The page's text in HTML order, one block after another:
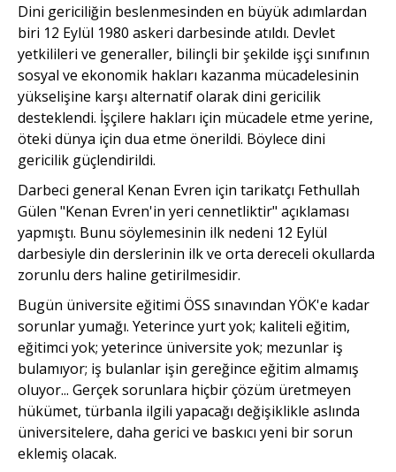
Dini gericiliğin beslenmesinden en büyük adımlardan
biri 12 Eylül 1980 askeri darbesinde atıldı. Devlet
yetkilileri ve generaller, bilinçli bir şekilde işçi sınıfının
sosyal ve ekonomik hakları kazanma mücadelesinin
yükselişine karşı alternatif olarak dini gericilik
desteklendi. İşçilere hakları için mücadele etme yerine,
öteki dünya için dua etme önerildi. Böylece dini
gericilik güçlendirildi.
Darbeci general Kenan Evren için tarikatçı Fethullah
Gülen "Kenan Evren'in yeri cennetliktir" açıklaması
yapmıştı. Bunu söylemesinin ilk nedeni 12 Eylül
darbesiyle din derslerinin ilk ve orta dereceli okullarda
zorunlu ders haline getirilmesidir.
Bugün üniversite eğitimi ÖSS sınavından YÖK'e kadar
sorunlar yumağı. Yeterince yurt yok; kaliteli eğitim,
eğitimci yok; yeterince üniversite yok; mezunlar iş
bulamıyor; iş bulanlar işin gereğince eğitim almamış
oluyor... Gerçek sorunlara hiçbir çözüm üretmeyen
hükümet, türbanla ilgili yapacağı değişiklikle aslında
üniversitelere, daha gerici ve baskıcı yeni bir sorun
eklemiş olacak.